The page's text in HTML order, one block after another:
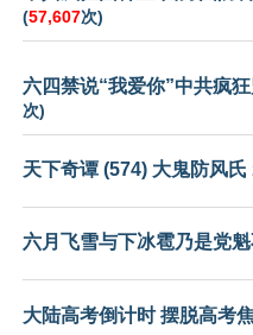
(57,607次)
六四禁说“我爱你”中共疯
次)
天下奇谭 (574) 大鬼防风氏
六月飞雪与下冰雹乃是党
大陆高考倒计时 摆脱高考